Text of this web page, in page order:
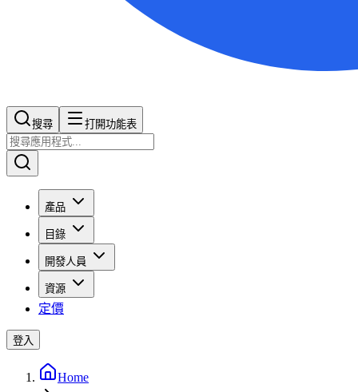
搜尋​​​​ 打開功能表
產品
目錄
開發人員
資源
定價
登入
Home